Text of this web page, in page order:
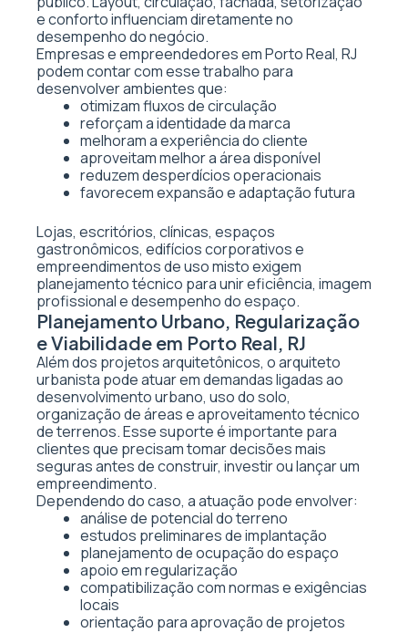
e conforto influenciam diretamente no
desempenho do negócio.
Empresas e empreendedores em Porto Real, RJ
podem contar com esse trabalho para
desenvolver ambientes que:
otimizam fluxos de circulação
reforçam a identidade da marca
melhoram a experiência do cliente
aproveitam melhor a área disponível
reduzem desperdícios operacionais
favorecem expansão e adaptação futura
Lojas, escritórios, clínicas, espaços
gastronômicos, edifícios corporativos e
empreendimentos de uso misto exigem
planejamento técnico para unir eficiência, imagem
profissional e desempenho do espaço.
Planejamento Urbano, Regularização
e Viabilidade em Porto Real, RJ
Além dos projetos arquitetônicos, o arquiteto
urbanista pode atuar em demandas ligadas ao
desenvolvimento urbano, uso do solo,
organização de áreas e aproveitamento técnico
de terrenos. Esse suporte é importante para
clientes que precisam tomar decisões mais
seguras antes de construir, investir ou lançar um
empreendimento.
Dependendo do caso, a atuação pode envolver:
análise de potencial do terreno
estudos preliminares de implantação
planejamento de ocupação do espaço
apoio em regularização
compatibilização com normas e exigências
locais
orientação para aprovação de projetos